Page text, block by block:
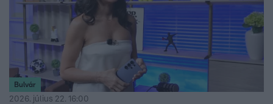
Bulvár
2026. július 22. 16:00